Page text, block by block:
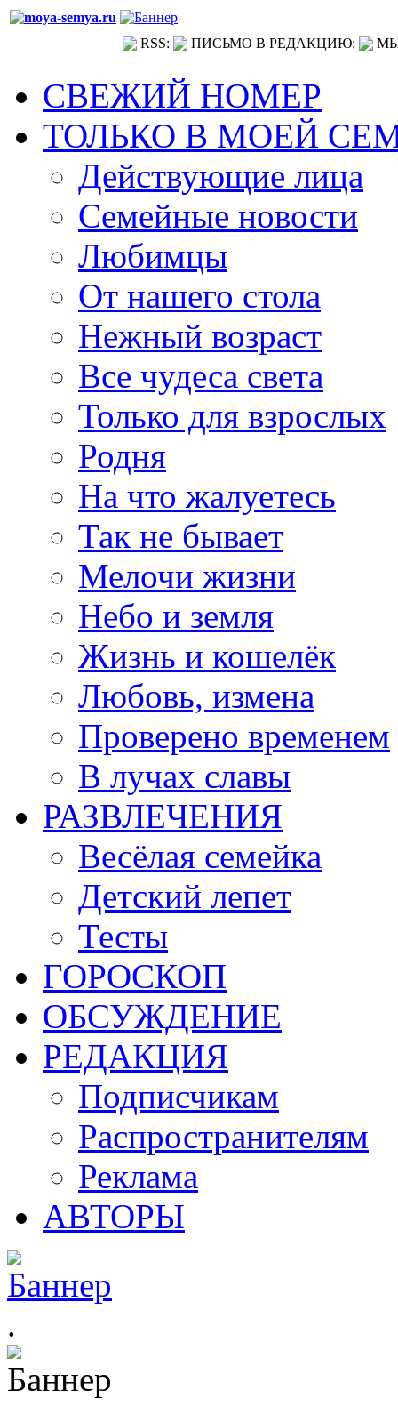
RSS: ПИСЬМО В РЕДАКЦИЮ:
СВЕЖИЙ НОМЕР
ТОЛЬКО В МОЕЙ
Действующие лица
Семейные новости
Любимцы
От нашего стола
Нежный возраст
Все чудеса света
Только для взрослых
Родня
На что жалуетесь
Так не бывает
Мелочи жизни
Небо и земля
Жизнь и кошелёк
Любовь, измена
Проверено временем
В лучах славы
РАЗВЛЕЧЕНИЯ
Весёлая семейка
Детский лепет
Тесты
ГОРОСКОП
ОБСУЖДЕНИЕ
РЕДАКЦИЯ
Подписчикам
Распространителям
Реклама
АВТОРЫ
.